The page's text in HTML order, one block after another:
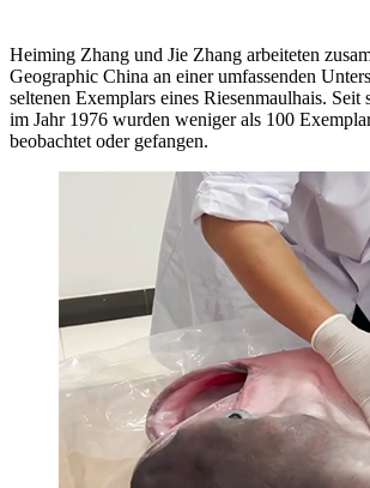
Heiming Zhang und Jie Zhang arbeiteten
Geographic China an einer umfassenden
seltenen Exemplars eines Riesenmaulhais. Seit
im Jahr 1976 wurden weniger als 100
beobachtet oder gefangen.